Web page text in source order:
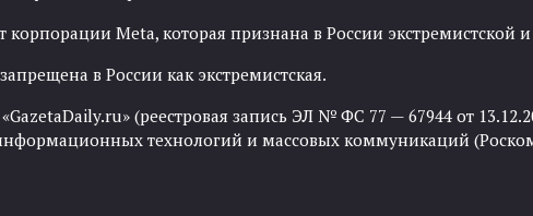
Meta, которая признана в России экстремистской
в России как экстремистская.
(реестровая запись ЭЛ № ФС 77 — 67944 от
технологий и массовых коммуникаций